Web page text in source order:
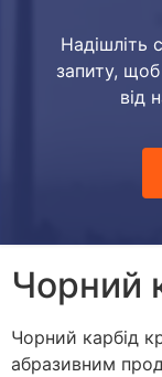
Надішліть
запиту,
від
Чорний
Чорний карбід
абразивним